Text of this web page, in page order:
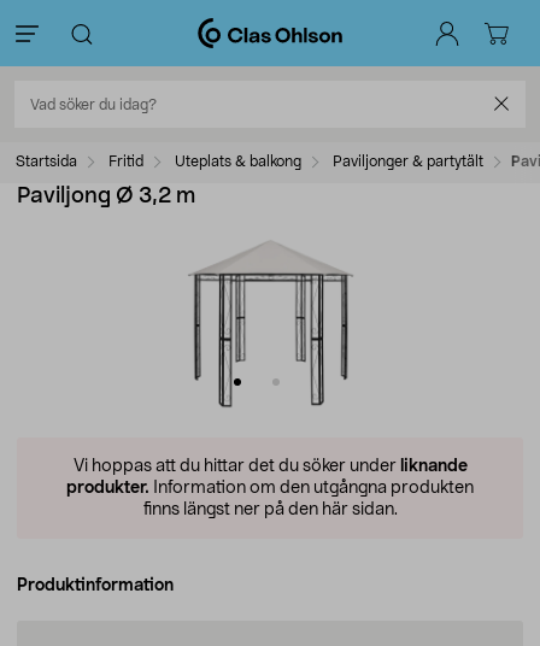
Startsida Fritid Uteplats & balkong Paviljonger & partytält
Paviljong Ø 3,2 m
Vi hoppas att du hittar det du söker under liknande
produkter. Information om den utgångna produkten
finns längst ner på den här sidan.
Produktinformation